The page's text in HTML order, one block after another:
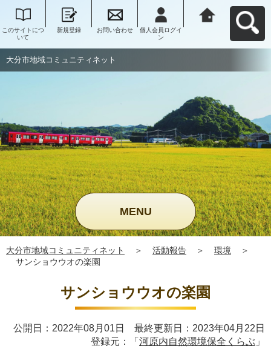
このサイトにつ
いて
新規登録 お問い合わせ
個人会員ログイ
ン
大分市地域コミュニティネット
MENU
大分市地域コミュニティネット ＞ 活動報告 ＞ 環境
＞
サンショウウオの楽園
サンショウウオの楽園
公開日：2022年08月01日 最終更新日：2023年04月22日
登録元：「 河原内自然環境保全くらぶ 」